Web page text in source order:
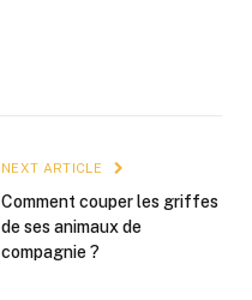
NEXT ARTICLE
Comment couper les griffes
de ses animaux de
compagnie ?